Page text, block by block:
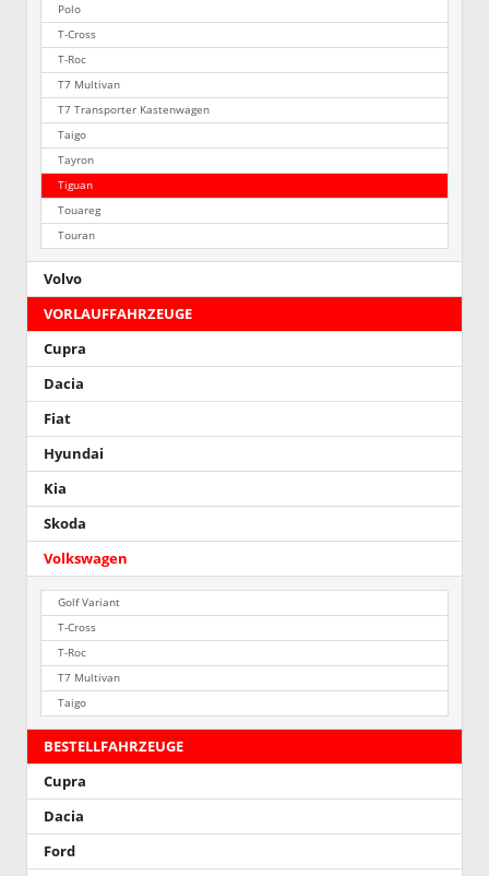
Polo
T-Cross
T-Roc
T7 Multivan
T7 Transporter Kastenwagen
Taigo
Tayron
Tiguan
Touareg
Touran
Volvo
VORLAUFFAHRZEUGE
Cupra
Dacia
Fiat
Hyundai
Kia
Skoda
Volkswagen
Golf Variant
T-Cross
T-Roc
T7 Multivan
Taigo
BESTELLFAHRZEUGE
Cupra
Dacia
Ford